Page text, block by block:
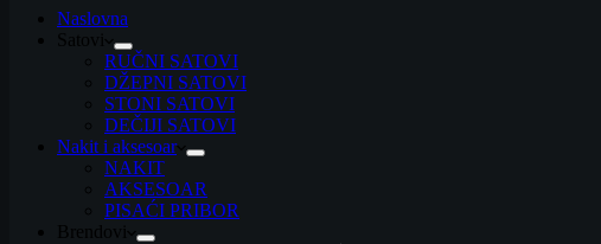
Naslovna
Satovi
RUČNI SATOVI
DŽEPNI SATOVI
STONI SATOVI
DEČIJI SATOVI
Nakit i aksesoar
NAKIT
AKSESOAR
PISAĆI PRIBOR
Brendovi